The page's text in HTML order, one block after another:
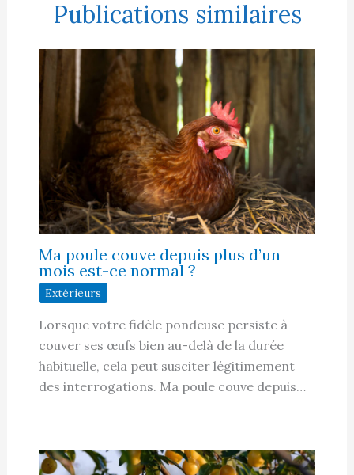
Publications similaires
Ma poule couve depuis plus d’un
mois est-ce normal ?
Extérieurs
Lorsque votre fidèle pondeuse persiste à
couver ses œufs bien au-delà de la durée
habituelle, cela peut susciter légitimement
des interrogations. Ma poule couve depuis…